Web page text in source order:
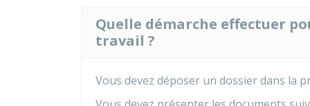
Quelle démarche effectuer
travail ?
Vous devez déposer un dossier dans la